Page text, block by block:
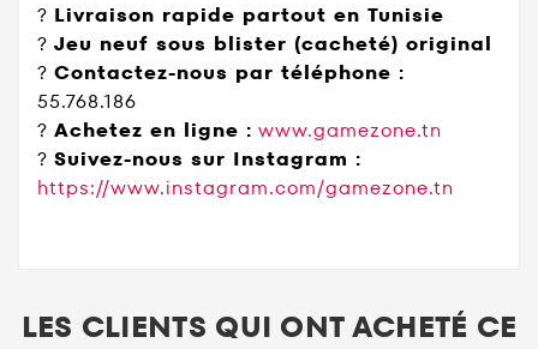
? Livraison rapide partout en Tunisie
? Jeu neuf sous blister (cacheté) original
? Contactez-nous par téléphone :
55.768.186
? Achetez en ligne : www.gamezone.tn
? Suivez-nous sur Instagram :
https://www.instagram.com/gamezone.tn
LES CLIENTS QUI ONT ACHETÉ CE